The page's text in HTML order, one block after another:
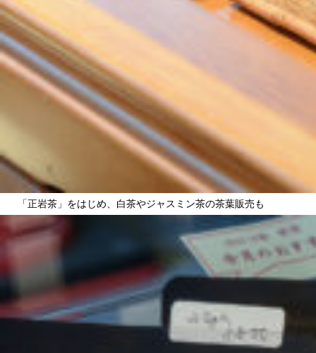
「正岩茶」をはじめ、白茶やジャスミン茶の茶葉販売も